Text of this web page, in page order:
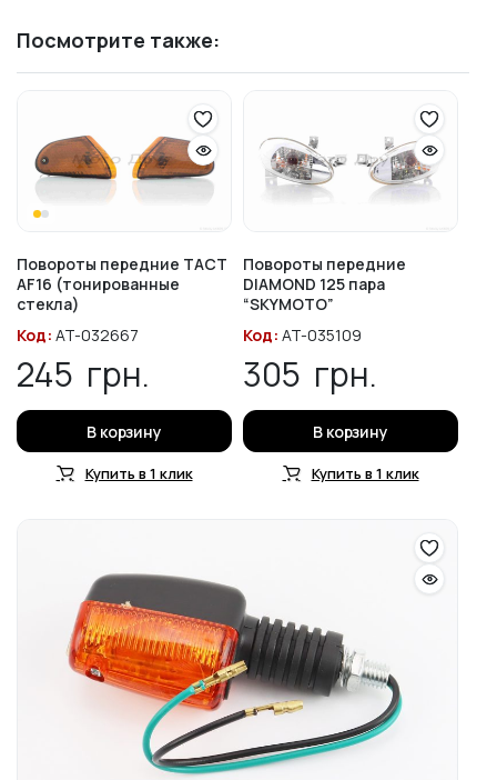
Посмотрите также:
Повороты передние TACT
AF16 (тонированные
стекла)
Код: AT-032667
245 грн.
В корзину
Купить в 1 клик
Повороты передние
DIAMOND 125 пара
“SKYMOTO”
Код: AT-035109
305 грн.
В корзину
Купить в 1 клик